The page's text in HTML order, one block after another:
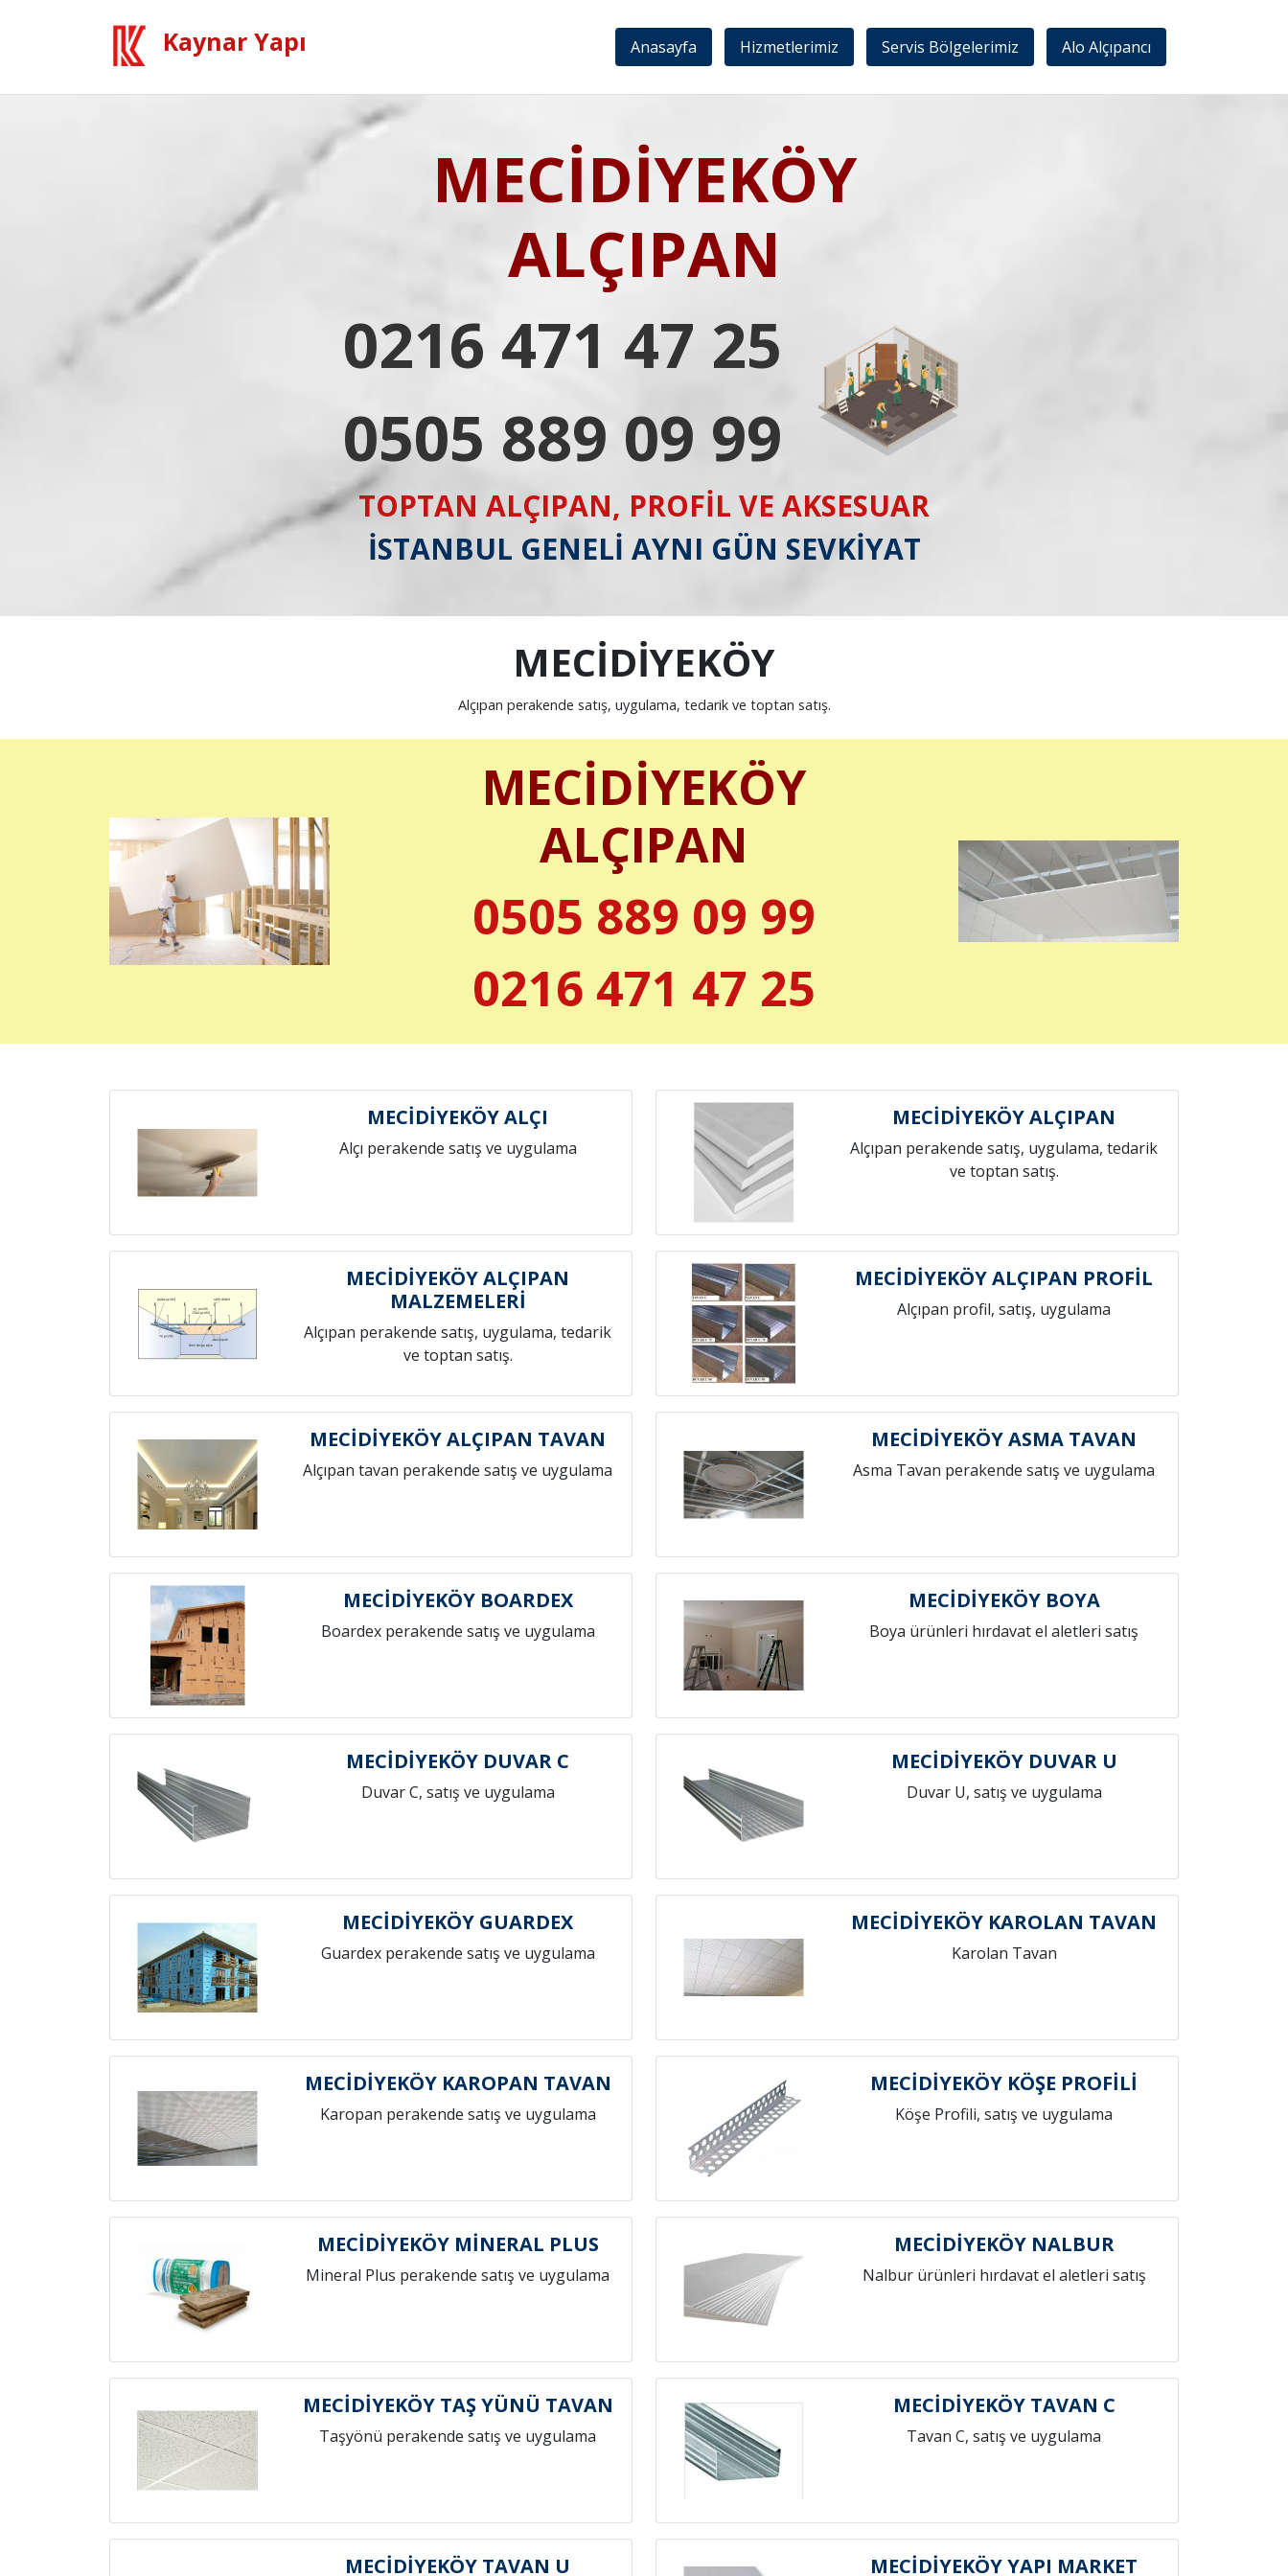
Kaynar Yapı Anasayfa Hizmetlerimiz Servis Bölgelerimiz Alo Alçıpancı
MECİDİYEKÖY
ALÇIPAN
0216 471 47 25
0505 889 09 99
TOPTAN ALÇIPAN, PROFİL VE AKSESUAR
İSTANBUL GENELİ AYNI GÜN SEVKİYAT
MECİDİYEKÖY
Alçıpan perakende satış, uygulama, tedarik ve toptan satış.
MECİDİYEKÖY
ALÇIPAN
0505 889 09 99
0216 471 47 25
MECİDİYEKÖY ALÇI
Alçı perakende satış ve uygulama
MECİDİYEKÖY ALÇIPAN
Alçıpan perakende satış, uygulama, tedarik
ve toptan satış.
MECİDİYEKÖY ALÇIPAN
MALZEMELERİ
Alçıpan perakende satış, uygulama, tedarik
ve toptan satış.
MECİDİYEKÖY ALÇIPAN PROFİL
Alçıpan profil, satış, uygulama
MECİDİYEKÖY ALÇIPAN TAVAN
Alçıpan tavan perakende satış ve uygulama
MECİDİYEKÖY ASMA TAVAN
Asma Tavan perakende satış ve uygulama
MECİDİYEKÖY BOARDEX
Boardex perakende satış ve uygulama
MECİDİYEKÖY BOYA
Boya ürünleri hırdavat el aletleri satış
MECİDİYEKÖY DUVAR C
Duvar C, satış ve uygulama
MECİDİYEKÖY DUVAR U
Duvar U, satış ve uygulama
MECİDİYEKÖY GUARDEX
Guardex perakende satış ve uygulama
MECİDİYEKÖY KAROLAN TAVAN
Karolan Tavan
MECİDİYEKÖY KAROPAN TAVAN
Karopan perakende satış ve uygulama
MECİDİYEKÖY KÖŞE PROFİLİ
Köşe Profili, satış ve uygulama
MECİDİYEKÖY MİNERAL PLUS
Mineral Plus perakende satış ve uygulama
MECİDİYEKÖY NALBUR
Nalbur ürünleri hırdavat el aletleri satış
MECİDİYEKÖY TAŞ YÜNÜ TAVAN
Taşyönü perakende satış ve uygulama
MECİDİYEKÖY TAVAN C
Tavan C, satış ve uygulama
MECİDİYEKÖY TAVAN U MECİDİYEKÖY YAPI MARKET